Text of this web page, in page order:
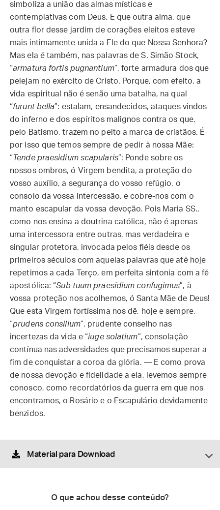
simboliza a união das almas místicas e
contemplativas com Deus. E que outra alma, que
outra flor desse jardim de corações eleitos esteve
mais intimamente unida a Ele do que Nossa Senhora?
Mas ela é também, nas palavras de S. Simão Stock,
“armatura fortis pugnantium”, forte armadura dos que
pelejam no exército de Cristo. Porque, com efeito, a
vida espiritual não é senão uma batalha, na qual
“furunt bella”: estalam, ensandecidos, ataques vindos
do inferno e dos espíritos malignos contra os que,
pelo Batismo, trazem no peito a marca de cristãos. É
por isso que temos sempre de pedir à nossa Mãe:
“ Tende praesidium scapularis”: Ponde sobre os
nossos ombros, ó Virgem bendita, a proteção do
vosso auxílio, a segurança do vosso refúgio, o
consolo da vossa intercessão, e cobre-nos com o
manto escapular da vossa devoção. Pois Maria SS.,
como nos ensina a doutrina católica, não é apenas
uma intercessora entre outras, mas verdadeira e
singular protetora, invocada pelos fiéis desde os
primeiros séculos com aquelas palavras que até hoje
repetimos a cada Terço, em perfeita sintonia com a fé
apostólica: “Sub tuum praesidium confugimus”, à
vossa proteção nos acolhemos, ó Santa Mãe de Deus!
Que esta Virgem fortíssima nos dê, hoje e sempre,
“prudens consilium”, prudente conselho nas
incertezas da vida e “iuge solatium”, consolação
contínua nas adversidades que precisamos superar a
fim de conquistar a coroa da glória. — E como prova
de nossa devoção e fidelidade a ela, levemos sempre
conosco, como recordatórios da guerra em que nos
encontramos, o Rosário e o Escapulário devidamente
benzidos.
Material para Download
O que achou desse conteúdo?